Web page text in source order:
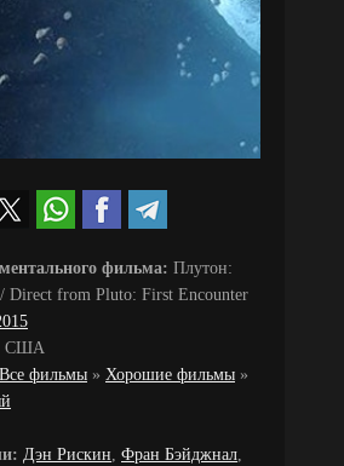
фильма: Плутон:
/ Direct from Pluto: First Encounter
США
Все фильмы » Хорошие фильмы »
Дэн Рискин, Фран Бэйджнал,